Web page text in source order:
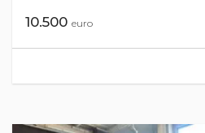
10.500 euro